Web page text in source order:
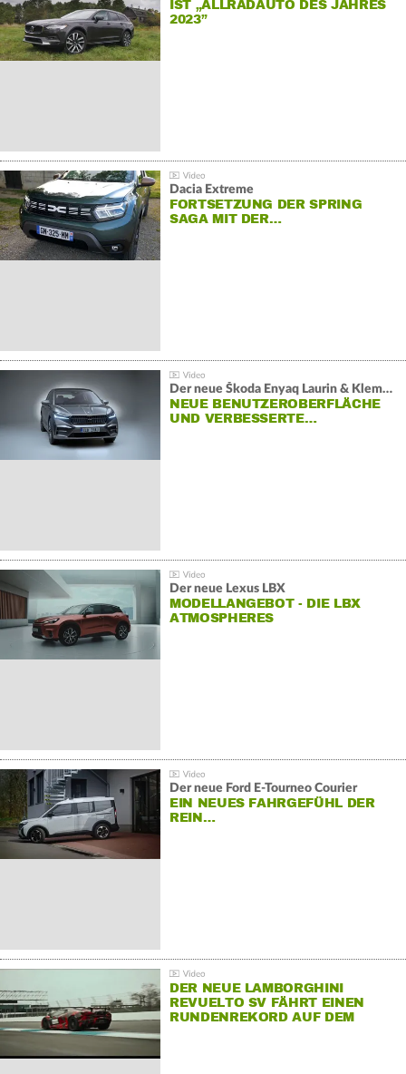
IST „ALLRADAUTO DES JAHRES
2023”
Dacia Extreme
FORTSETZUNG DER SPRING
SAGA MIT DER…
Der neue Škoda Enyaq Laurin & Klement
NEUE BENUTZEROBERFLÄCHE
UND VERBESSERTE…
Der neue Lexus LBX
MODELLANGEBOT - DIE LBX
ATMOSPHERES
Der neue Ford E-Tourneo Courier
EIN NEUES FAHRGEFÜHL DER
REIN…
DER NEUE LAMBORGHINI
REVUELTO SV FÄHRT EINEN
RUNDENREKORD AUF DEM